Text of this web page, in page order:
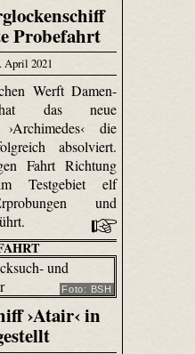
Probefahrt
April 2021
Werft Damen-
das neue
›Archimedes‹ die
absolviert.
Fahrt Richtung
Testgebiet elf
und
Foto: BSH
›Atair‹ in